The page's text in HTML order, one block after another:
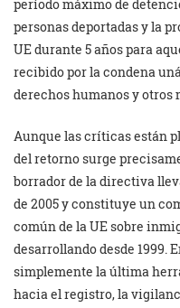
período máximo de
personas deportadas y la
UE durante 5 años para
recibido por la condena
derechos humanos y otros
Aunque las críticas están
del retorno surge
borrador de la directiva
de 2005 y constituye un
común de la UE sobre
desarrollando desde 1999.
simplemente la última
hacia el registro, la